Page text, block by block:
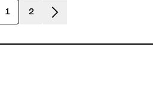
1 2